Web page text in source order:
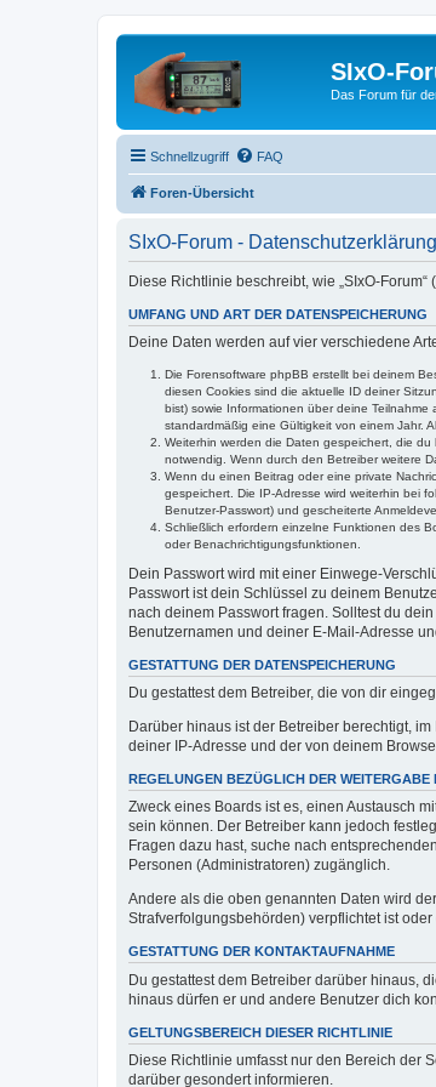
SIxO-
Das Forum für
Schnellzugriff FAQ
Foren-Übersicht
SIxO-Forum - Datenschutzerklärung
Diese Richtlinie beschreibt, wie „SIxO-
UMFANG UND ART DER DATENSPEICHERUNG
Deine Daten werden auf vier verschiedene
Die Forensoftware phpBB erstellt bei deinem
diesen Cookies sind die aktuelle ID deiner
bist) sowie Informationen über deine
standardmäßig eine Gültigkeit von einem Jahr.
Weiterhin werden die Daten gespeichert, die
notwendig. Wenn durch den Betreiber weitere
Wenn du einen Beitrag oder eine private
gespeichert. Die IP-Adresse wird weiterhin bei
Benutzer-Passwort) und gescheiterte
Schließlich erfordern einzelne Funktionen des
oder Benachrichtigungsfunktionen.
Dein Passwort wird mit einer Einwege-
Passwort ist dein Schlüssel zu deinem
nach deinem Passwort fragen. Solltest du
Benutzernamen und deiner E-Mail-Adresse
GESTATTUNG DER DATENSPEICHERUNG
Du gestattest dem Betreiber, die von dir
Darüber hinaus ist der Betreiber berechtigt,
deiner IP-Adresse und der von deinem
REGELUNGEN BEZÜGLICH DER WEITERGABE
Zweck eines Boards ist es, einen Austausch
sein können. Der Betreiber kann jedoch
Fragen dazu hast, suche nach
Personen (Administratoren) zugänglich.
Andere als die oben genannten Daten wird
Strafverfolgungsbehörden) verpflichtet ist
GESTATTUNG DER KONTAKTAUFNAHME
Du gestattest dem Betreiber darüber hinaus,
hinaus dürfen er und andere Benutzer dich
GELTUNGSBEREICH DIESER RICHTLINIE
Diese Richtlinie umfasst nur den Bereich der
darüber gesondert informieren.